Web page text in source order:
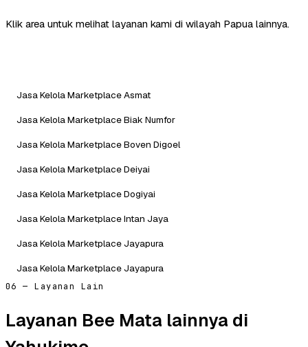
Klik area untuk melihat layanan kami di wilayah Papua lainnya.
Jasa Kelola Marketplace Asmat
Jasa Kelola Marketplace Biak Numfor
Jasa Kelola Marketplace Boven Digoel
Jasa Kelola Marketplace Deiyai
Jasa Kelola Marketplace Dogiyai
Jasa Kelola Marketplace Intan Jaya
Jasa Kelola Marketplace Jayapura
Jasa Kelola Marketplace Jayapura
06 — Layanan Lain
Layanan Bee Mata lainnya di